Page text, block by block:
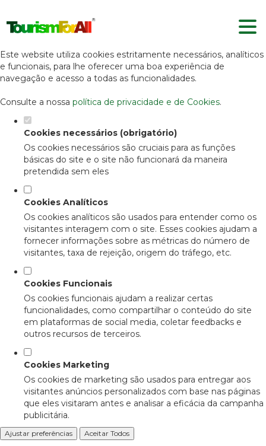
Defina as suas preferências de
cookies para este website.
Este website utiliza cookies estritamente necessários, analíticos
e funcionais, para lhe oferecer uma boa experiência de
navegação e acesso a todas as funcionalidades.
Consulte a nossa política de privacidade e de Cookies.
Cookies necessários (obrigatório)
Os cookies necessários são cruciais para as funções
básicas do site e o site não funcionará da maneira
pretendida sem eles
Cookies Analíticos
Os cookies analíticos são usados para entender como os
visitantes interagem com o site. Esses cookies ajudam a
fornecer informações sobre as métricas do número de
visitantes, taxa de rejeição, origem do tráfego, etc.
Cookies Funcionais
Os cookies funcionais ajudam a realizar certas
funcionalidades, como compartilhar o conteúdo do site
em plataformas de social media, coletar feedbacks e
outros recursos de terceiros.
Cookies Marketing
Os cookies de marketing são usados para entregar aos
visitantes anúncios personalizados com base nas páginas
que eles visitaram antes e analisar a eficácia da campanha
publicitária.
Ajustar preferências Aceitar Todos